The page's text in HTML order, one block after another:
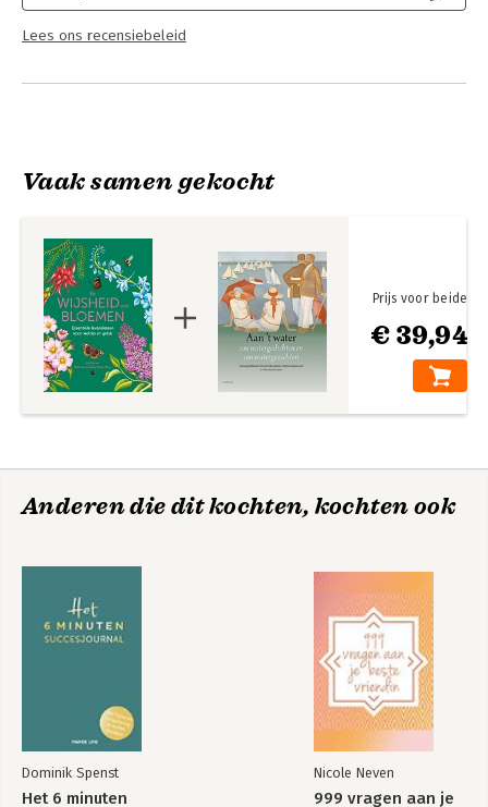
Lees ons recensiebeleid
Vaak samen gekocht
€ 39,94
Prijs voor beide
Anderen die dit kochten, kochten ook
Dominik Spenst
Het 6 minuten
Nicole Neven
999 vragen aan je